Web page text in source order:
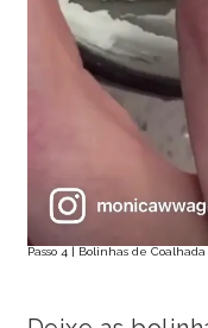
Passo 4 | Bolinhas de Coalhada